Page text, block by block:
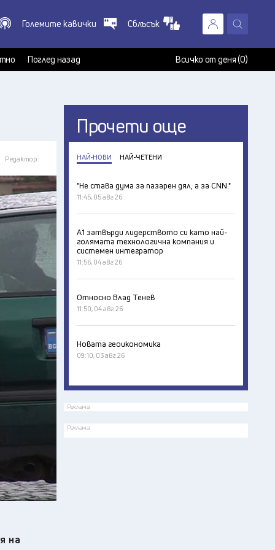
X
Големите кавички Сблъсък
Поглед назад Всичко от деня (0)
Редактор:
на
Прочети още
НАЙ-НОВИ НАЙ-ЧЕТЕНИ
"Не става дума за пазарен дял, а за CNN."
11:45, 05 авг 26
А1 затвърди лидерството си като най-
голямата технологична компания и
системен интегратор
11:56, 04 авг 26
Относно Влад Тенев
11:50, 04 авг 26
Новата геоикономика
09:10, 03 авг 26
Реклама
Реклама